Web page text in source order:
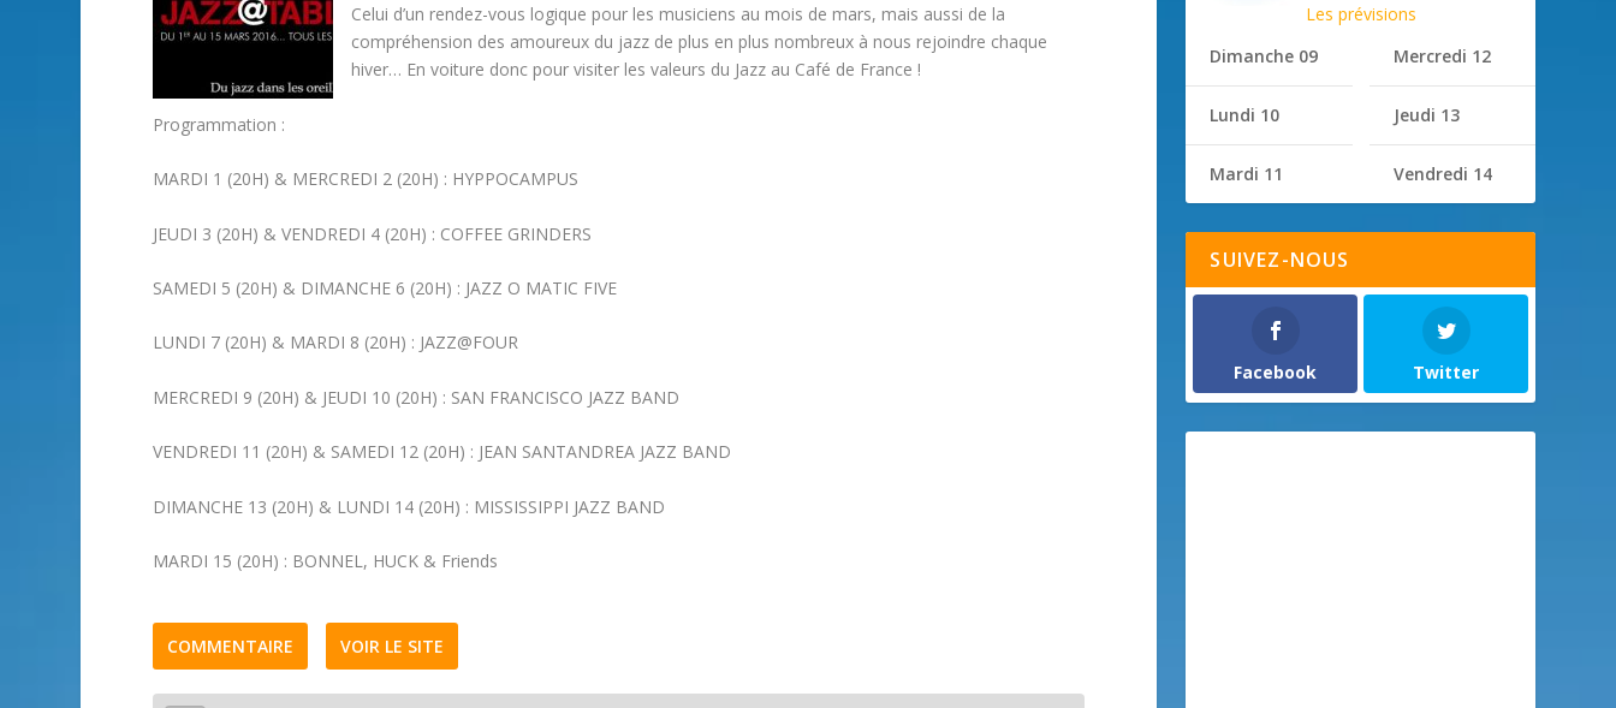
Celui d’un rendez-vous logique pour les musiciens au mois de mars, mais aussi de la
compréhension des amoureux du jazz de plus en plus nombreux à nous rejoindre chaque
hiver… En voiture donc pour visiter les valeurs du Jazz au Café de France !
Programmation :
MARDI 1 (20H) & MERCREDI 2 (20H) : HYPPOCAMPUS
JEUDI 3 (20H) & VENDREDI 4 (20H) : COFFEE GRINDERS
SAMEDI 5 (20H) & DIMANCHE 6 (20H) : JAZZ O MATIC FIVE
LUNDI 7 (20H) & MARDI 8 (20H) : JAZZ@FOUR
MERCREDI 9 (20H) & JEUDI 10 (20H) : SAN FRANCISCO JAZZ BAND
VENDREDI 11 (20H) & SAMEDI 12 (20H) : JEAN SANTANDREA JAZZ BAND
DIMANCHE 13 (20H) & LUNDI 14 (20H) : MISSISSIPPI JAZZ BAND
MARDI 15 (20H) : BONNEL, HUCK & Friends
COMMENTAIRE VOIR LE SITE
Les prévisions
Dimanche 09
Lundi 10
Mardi 11
Mercredi 12
Jeudi 13
Vendredi 14
SUIVEZ-NOUS
Facebook Twitter